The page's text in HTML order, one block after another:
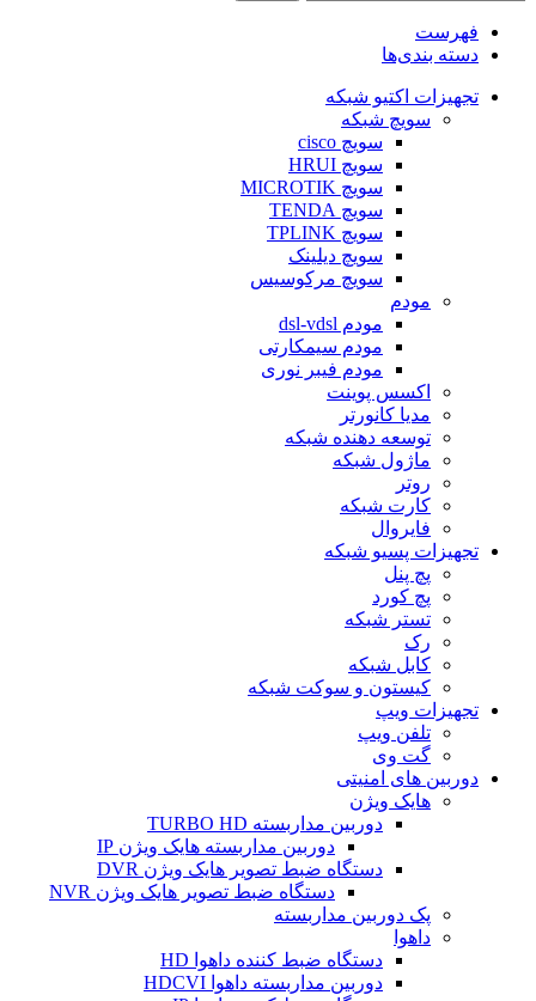
فهرست
دسته بندی‌ها
تجهیزات اکتیو شبکه
سویچ شبکه
سویچ cisco
سویچ HRUI
سویچ MICROTIK
سویچ TENDA
سویچ TPLINK
سویچ دیلینک
سویچ مرکوسیس
مودم
مودم dsl-vdsl
مودم سیمکارتی
مودم فیبر نوری
اکسس پوینت
مدیا کانورتر
توسعه دهنده شبکه
ماژول شبکه
روتر
کارت شبکه
فایروال
تجهیزات پسیو شبکه
پچ پنل
پچ کورد
تستر شبکه
رک
کابل شبکه
کیستون و سوکت شبکه
تجهیزات ویپ
تلفن ویپ
گت وی
دوربین های امنیتی
هایک ویژن
دوربین مداربسته TURBO HD
دوربین مداربسته هایک ویژن IP
دستگاه ضبط تصویر هایک ویژن DVR
دستگاه ضبط تصویر هایک ویژن NVR
پک دوربین مداربسته
داهوا
دستگاه ضبط کننده داهوا HD
دوربین مداربسته داهوا HDCVI